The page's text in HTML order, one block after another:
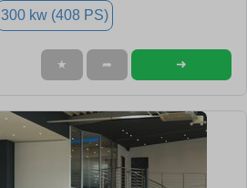
300 kw (408 PS)
★ ➦ ➜